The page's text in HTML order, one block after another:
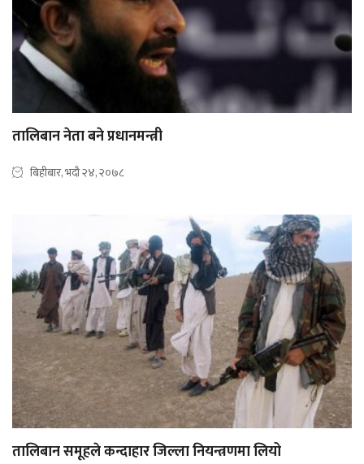
तालिबान नेता बने प्रधानमन्त्री
बिहीबार, भदौ २४, २०७८
तालिबान समूहले कन्दाहार जिल्ला नियन्त्रणमा लियो